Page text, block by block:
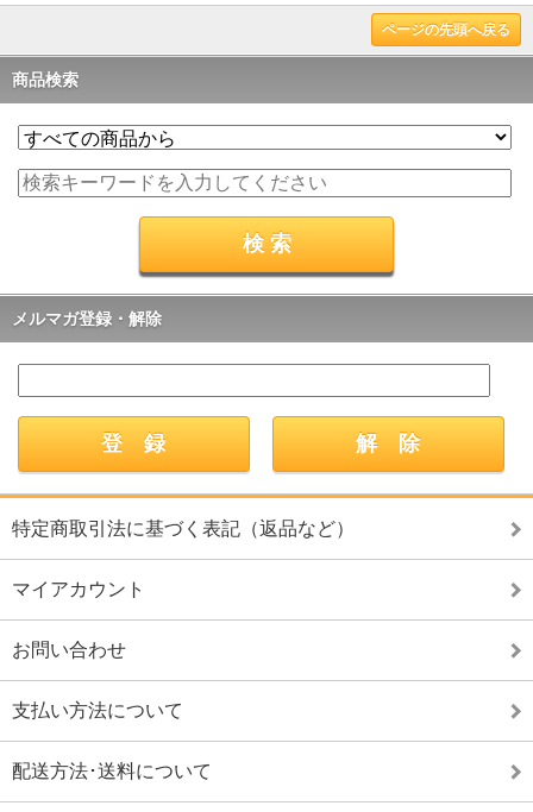
ページの先頭へ戻る
商品検索
メルマガ登録・解除
特定商取引法に基づく表記（返品など）
マイアカウント
お問い合わせ
支払い方法について
配送方法･送料について